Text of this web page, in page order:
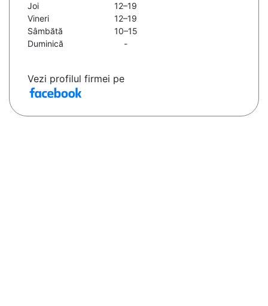
Joi
12–19
Vineri
12–19
Sâmbătă
10–15
Duminică
-
Vezi profilul firmei pe